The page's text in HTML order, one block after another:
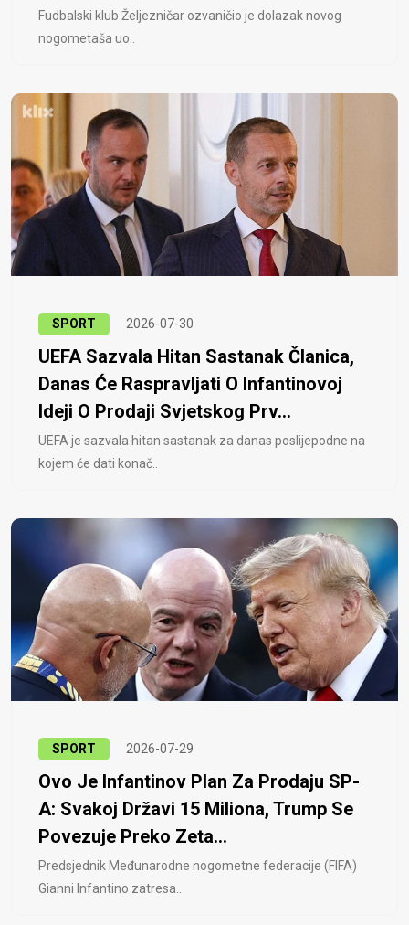
Fudbalski klub Željezničar ozvaničio je dolazak novog
nogometaša uo..
SPORT 2026-07-30
UEFA Sazvala Hitan Sastanak Članica,
Danas Će Raspravljati O Infantinovoj
Ideji O Prodaji Svjetskog Prv...
UEFA je sazvala hitan sastanak za danas poslijepodne na
kojem će dati konač..
SPORT 2026-07-29
Ovo Je Infantinov Plan Za Prodaju SP-
A: Svakoj Državi 15 Miliona, Trump Se
Povezuje Preko Zeta...
Predsjednik Međunarodne nogometne federacije (FIFA)
Gianni Infantino zatresa..